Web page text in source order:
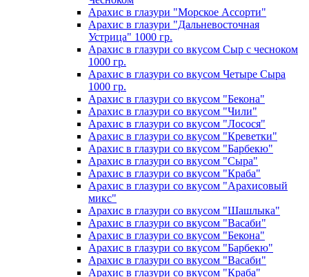
Арахис в глазури "Морское Ассорти"
Арахис в глазури "Дальневосточная
Устрица" 1000 гр.
Арахис в глазури со вкусом Сыр с чесноком
1000 гр.
Арахис в глазури со вкусом Четыре Сыра
1000 гр.
Арахис в глазури со вкусом "Бекона"
Арахис в глазури со вкусом "Чили"
Арахис в глазури со вкусом "Лосося"
Арахис в глазури со вкусом "Креветки"
Арахис в глазури со вкусом "Барбекю"
Арахис в глазури со вкусом "Сыра"
Арахис в глазури со вкусом "Краба"
Арахис в глазури со вкусом "Арахисовый
микс"
Арахис в глазури со вкусом "Шашлыка"
Арахис в глазури со вкусом "Васаби"
Арахис в глазури со вкусом "Бекона"
Арахис в глазури со вкусом "Барбекю"
Арахис в глазури со вкусом "Васаби"
Арахис в глазури со вкусом "Краба"